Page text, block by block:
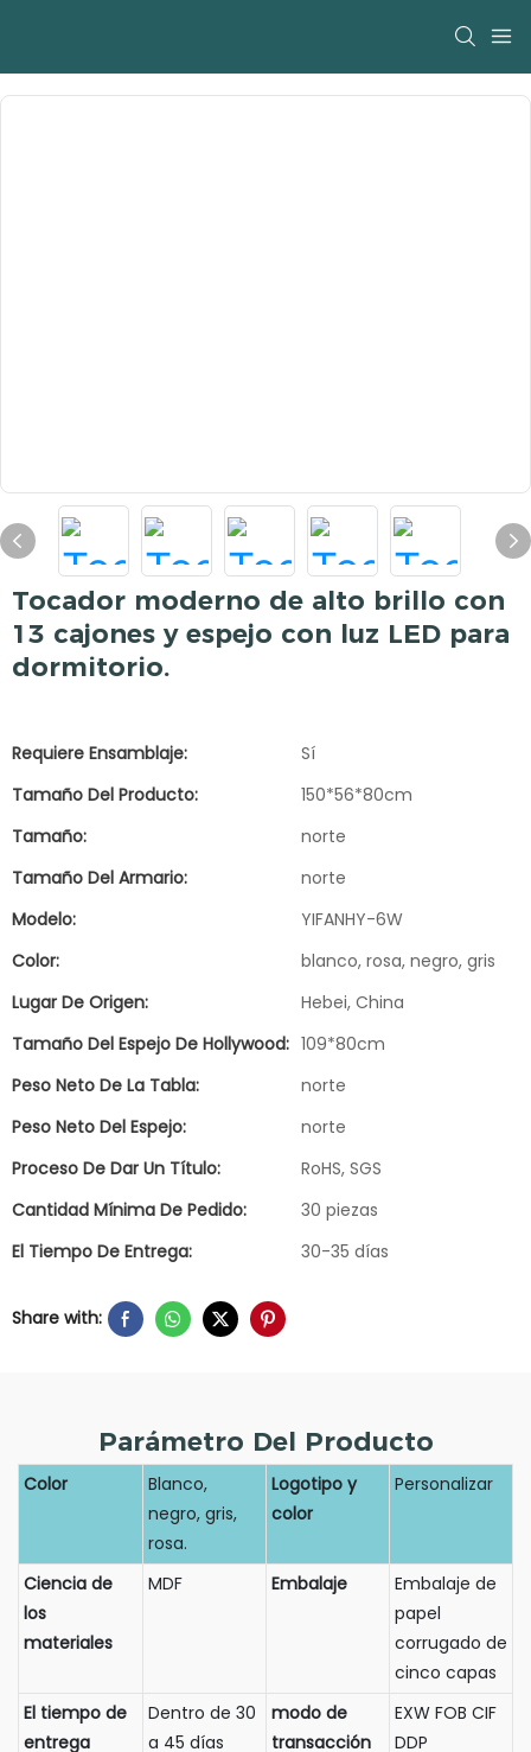
Tocador moderno de alto brillo con
13 cajones y espejo con luz LED para
dormitorio.
Requiere Ensamblaje:
Sí
Tamaño Del Producto:
150*56*80cm
Tamaño:
norte
Tamaño Del Armario:
norte
Modelo:
YIFANHY-6W
Color:
blanco, rosa, negro, gris
Lugar De Origen:
Hebei, China
Tamaño Del Espejo De Hollywood: 109*80cm
Peso Neto De La Tabla:
norte
Peso Neto Del Espejo:
norte
Proceso De Dar Un Título:
RoHS, SGS
Cantidad Mínima De Pedido:
30 piezas
El Tiempo De Entrega:
30-35 días
Share with:
Parámetro Del Producto
Color
Blanco,
negro, gris,
rosa.
Logotipo y
color
Personalizar
Ciencia de
los
materiales
MDF Embalaje
Embalaje de
papel
corrugado de
cinco capas
El tiempo de
entrega
Dentro de 30
a 45 días
modo de
transacción
EXW FOB CIF
DDP